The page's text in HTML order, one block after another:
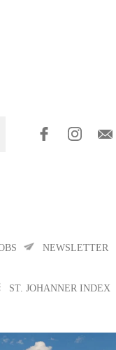
NEWSLETTER
ST. JOHANNER INDEX